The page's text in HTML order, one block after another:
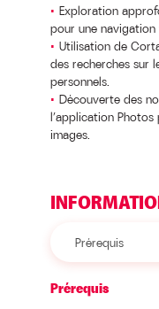
Exploration
pour une
Utilisation de
des recherches sur
personnels.
Découverte des
l’application
images.
Prérequis
Prérequis